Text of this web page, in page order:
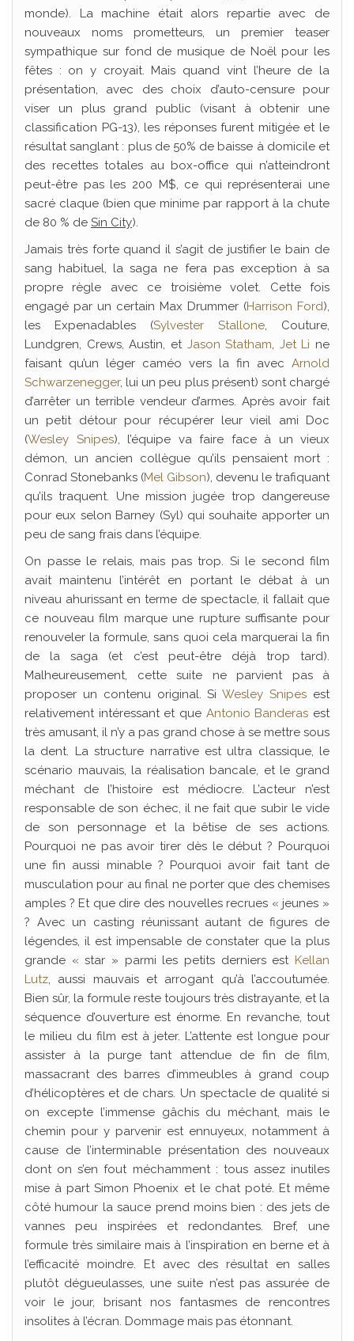
monde). La machine était alors repartie avec de
nouveaux noms prometteurs, un premier teaser
sympathique sur fond de musique de Noël pour les
fêtes : on y croyait. Mais quand vint l’heure de la
présentation, avec des choix d’auto-censure pour
viser un plus grand public (visant à obtenir une
classification PG-13), les réponses furent mitigée et le
résultat sanglant : plus de 50% de baisse à domicile et
des recettes totales au box-office qui n’atteindront
peut-être pas les 200 M$, ce qui représenterai une
sacré claque (bien que minime par rapport à la chute
de 80 % de Sin City).
Jamais très forte quand il s’agit de justifier le bain de
sang habituel, la saga ne fera pas exception à sa
propre règle avec ce troisième volet. Cette fois
engagé par un certain Max Drummer (Harrison Ford),
les Expenadables (Sylvester Stallone, Couture,
Lundgren, Crews, Austin, et Jason Statham, Jet Li ne
faisant qu’un léger caméo vers la fin avec Arnold
Schwarzenegger, lui un peu plus présent) sont chargé
d’arrêter un terrible vendeur d’armes. Après avoir fait
un petit détour pour récupérer leur vieil ami Doc
(Wesley Snipes), l’équipe va faire face à un vieux
démon, un ancien collègue qu’ils pensaient mort :
Conrad Stonebanks (Mel Gibson), devenu le trafiquant
qu’ils traquent. Une mission jugée trop dangereuse
pour eux selon Barney (Syl) qui souhaite apporter un
peu de sang frais dans l’équipe.
On passe le relais, mais pas trop. Si le second film
avait maintenu l’intérêt en portant le débat à un
niveau ahurissant en terme de spectacle, il fallait que
ce nouveau film marque une rupture suffisante pour
renouveler la formule, sans quoi cela marquerai la fin
de la saga (et c’est peut-être déjà trop tard).
Malheureusement, cette suite ne parvient pas à
proposer un contenu original. SiWesley Snipes est
relativement intéressant et que Antonio Banderas est
très amusant, il n’y a pas grand chose à se mettre sous
la dent. La structure narrative est ultra classique, le
scénario mauvais, la réalisation bancale, et le grand
méchant de l’histoire est médiocre. L’acteur n’est
responsable de son échec, il ne fait que subir le vide
de son personnage et la bêtise de ses actions.
Pourquoi ne pas avoir tirer dès le début ? Pourquoi
une fin aussi minable ? Pourquoi avoir fait tant de
musculation pour au final ne porter que des chemises
amples ? Et que dire des nouvelles recrues « jeunes »
? Avec un casting réunissant autant de figures de
légendes, il est impensable de constater que la plus
grande « star » parmi les petits derniers est Kellan
Lutz, aussi mauvais et arrogant qu’à l’accoutumée.
Bien sûr, la formule reste toujours très distrayante, et la
séquence d’ouverture est énorme. En revanche, tout
le milieu du film est à jeter. L’attente est longue pour
assister à la purge tant attendue de fin de film,
massacrant des barres d’immeubles à grand coup
d’hélicoptères et de chars. Un spectacle de qualité si
on excepte l’immense gâchis du méchant, mais le
chemin pour y parvenir est ennuyeux, notamment à
cause de l’interminable présentation des nouveaux
dont on s’en fout méchamment : tous assez inutiles
mise à part Simon Phoenix et le chat poté. Et même
côté humour la sauce prend moins bien : des jets de
vannes peu inspirées et redondantes. Bref, une
formule très similaire mais à l’inspiration en berne et à
l’efficacité moindre. Et avec des résultat en salles
plutôt dégueulasses, une suite n’est pas assurée de
voir le jour, brisant nos fantasmes de rencontres
insolites à l’écran. Dommage mais pas étonnant.